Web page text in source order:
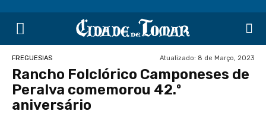
FREGUESIAS Atualizado: 8 de Março, 2023
Rancho Folclórico Camponeses de
Peralva comemorou 42.º
aniversário